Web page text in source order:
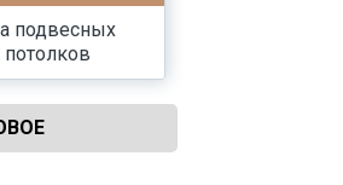
подвесных